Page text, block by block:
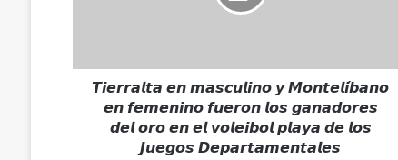
𝙏𝙞𝙚𝙧𝙧𝙖𝙡𝙩𝙖 𝙚𝙣 𝙢𝙖𝙨𝙘𝙪𝙡𝙞𝙣𝙤 𝙮 𝙈𝙤𝙣𝙩𝙚𝙡𝙞́𝙗𝙖𝙣𝙤
𝙚𝙣 𝙛𝙚𝙢𝙚𝙣𝙞𝙣𝙤 𝙛𝙪𝙚𝙧𝙤𝙣 𝙡𝙤𝙨 𝙜𝙖𝙣𝙖𝙙𝙤𝙧𝙚𝙨
𝙙𝙚𝙡 𝙤𝙧𝙤 𝙚𝙣 𝙚𝙡 𝙫𝙤𝙡𝙚𝙞𝙗𝙤𝙡 𝙥𝙡𝙖𝙮𝙖 𝙙𝙚 𝙡𝙤𝙨
𝙅𝙪𝙚𝙜𝙤𝙨 𝘿𝙚𝙥𝙖𝙧𝙩𝙖𝙢𝙚𝙣𝙩𝙖𝙡𝙚𝙨